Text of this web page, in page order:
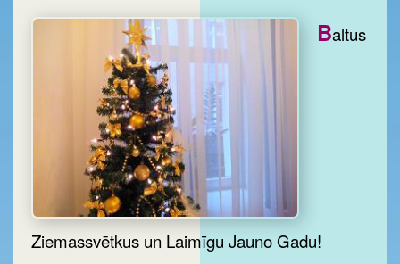
Baltus
Ziemassvētkus un Laimīgu Jauno Gadu!